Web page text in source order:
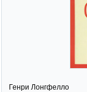
Генри Лонгфелло